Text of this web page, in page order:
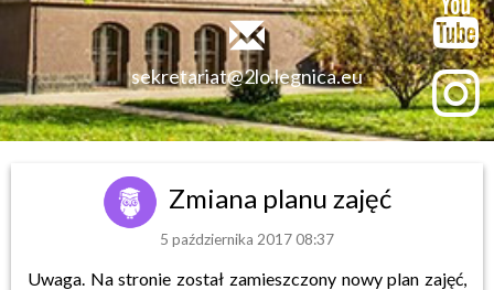
sekretariat@2lo.legnica.eu
Zmiana planu zajęć
5 października 2017 08:37
Uwaga. Na stronie został zamieszczony nowy plan zajęć,